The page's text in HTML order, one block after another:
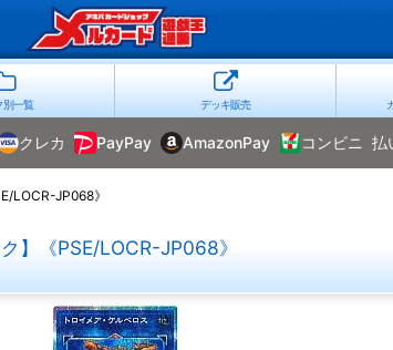
別一覧 デッキ販売
クレカ PayPay AmazonPay コンビニ 払
LOCR-JP068》
】《PSE/LOCR-JP068》